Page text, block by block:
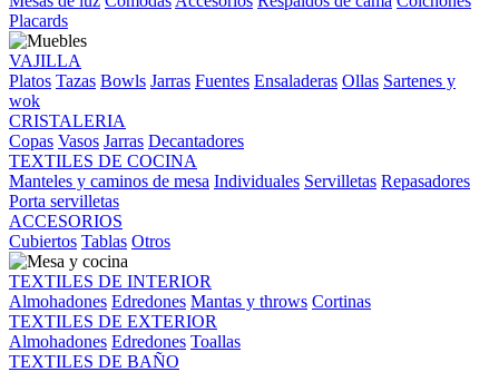
Placards
VAJILLA
Platos Tazas Bowls Jarras Fuentes Ensaladeras Ollas Sartenes y
wok
CRISTALERIA
Copas Vasos Jarras Decantadores
TEXTILES DE COCINA
Manteles y caminos de mesa Individuales Servilletas Repasadores
Porta servilletas
ACCESORIOS
Cubiertos Tablas Otros
TEXTILES DE INTERIOR
Almohadones Edredones Mantas y throws Cortinas
TEXTILES DE EXTERIOR
Almohadones Edredones Toallas
TEXTILES DE BAÑO